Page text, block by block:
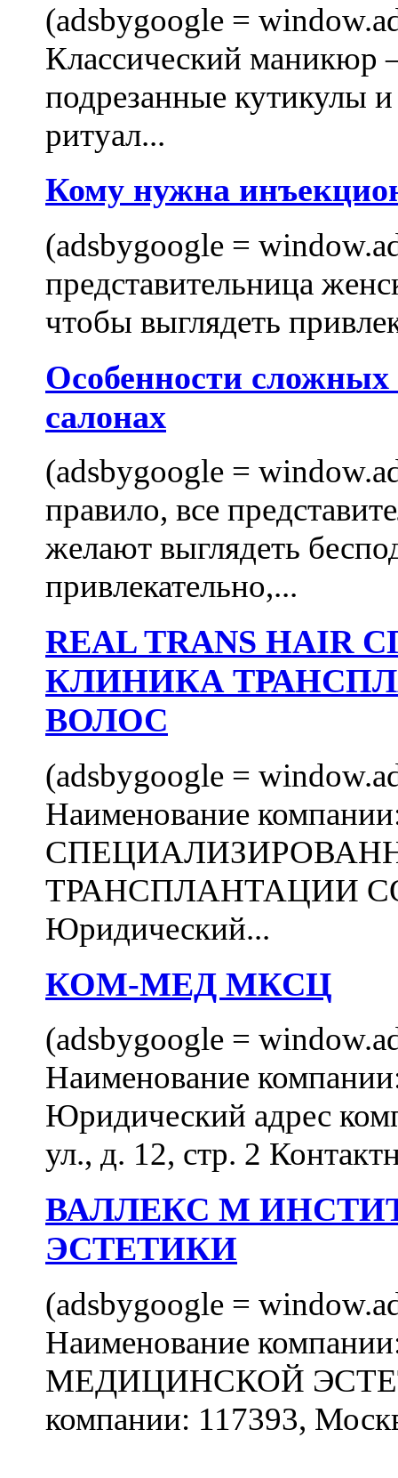
(adsbygoogle =
Классический маникюр
подрезанные кутикулы
ритуал...
Кому нужна
(adsbygoogle =
представительница
чтобы выглядеть
Особенности
салонах
(adsbygoogle =
правило, все
желают выглядеть
привлекательно,...
REAL TRANS
КЛИНИКА
ВОЛОС
(adsbygoogle =
Наименование
ТРАНСПЛАНТАЦИИ
Юридический...
КОМ-МЕД МКСЦ
(adsbygoogle =
Наименование
Юридический адрес
ул., д. 12, стр. 2
ВАЛЛЕКС М
ЭСТЕТИКИ
(adsbygoogle =
Наименование
МЕДИЦИНСКОЙ
компании: 117393,